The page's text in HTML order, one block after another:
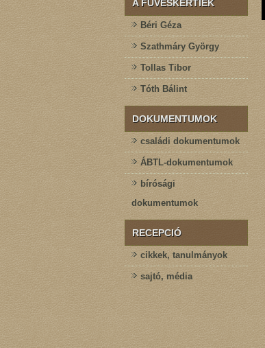
A FÜVESKERTIEK
Béri Géza
Szathmáry György
Tollas Tibor
Tóth Bálint
DOKUMENTUMOK
családi dokumentumok
ÁBTL-dokumentumok
bírósági
dokumentumok
RECEPCIÓ
cikkek, tanulmányok
sajtó, média